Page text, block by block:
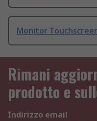
Monitor
Rimani
prodotto e
Indirizzo email